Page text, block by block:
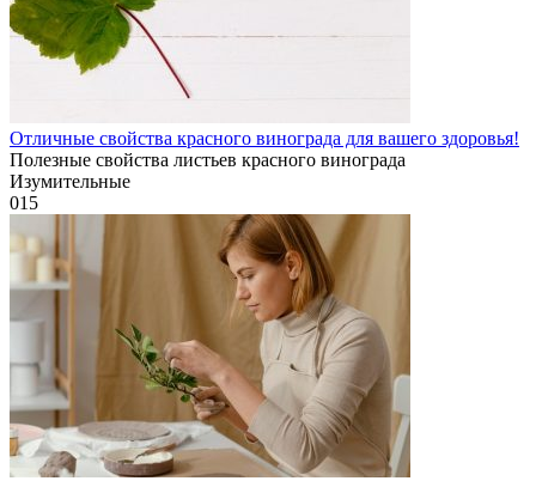
Отличные свойства красного винограда для вашего здоровья!
Полезные свойства листьев красного винограда
Изумительные
015